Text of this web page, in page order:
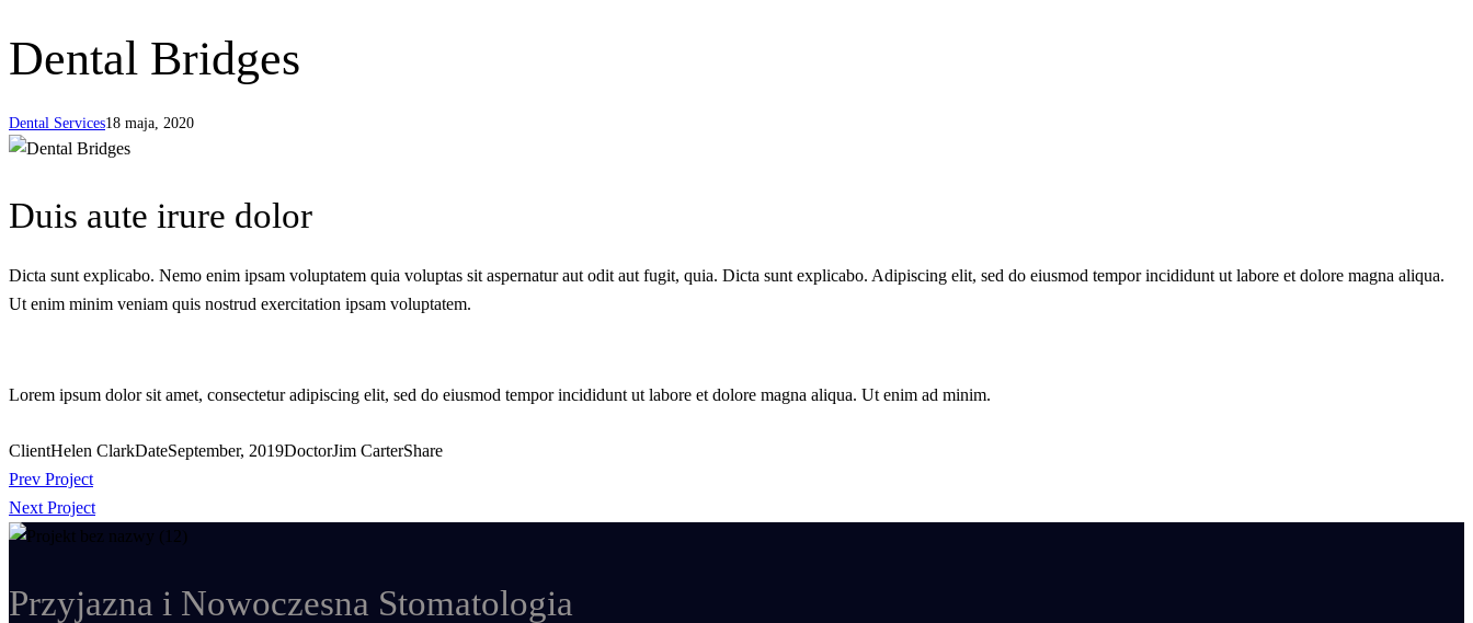
Dental Bridges
Dental Services18 maja, 2020
Duis aute irure dolor
Dicta sunt explicabo. Nemo enim ipsam voluptatem quia voluptas sit aspernatur aut odit aut fugit, quia. Dicta sunt explicabo. Adipiscing elit, sed do eiusmod tempor incididunt ut labore et dolore magna aliqua.
Ut enim minim veniam quis nostrud exercitation ipsam voluptatem.
Lorem ipsum dolor sit amet, consectetur adipiscing elit, sed do eiusmod tempor incididunt ut labore et dolore magna aliqua. Ut enim ad minim.
ClientHelen ClarkDateSeptember, 2019DoctorJim CarterShare
Nawigacja
wpisu
Prev Project
Next Project
Przyjazna i Nowoczesna Stomatologia